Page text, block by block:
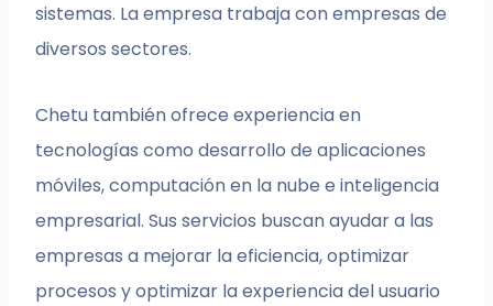
sistemas. La empresa trabaja con empresas de
diversos sectores.
Chetu también ofrece experiencia en
tecnologías como desarrollo de aplicaciones
móviles, computación en la nube e inteligencia
empresarial. Sus servicios buscan ayudar a las
empresas a mejorar la eficiencia, optimizar
procesos y optimizar la experiencia del usuario